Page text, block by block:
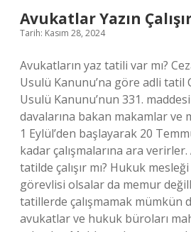
Avukatlar Yazın
Tarih: Kasım 28, 2024
Avukatların yaz tatili var mı?
Usulü Kanunu’na göre adli tatil
Usulü Kanunu’nun 331.
davalarına bakan makamlar ve
1 Eylül’den başlayarak 20
kadar çalışmalarına ara
tatilde çalışır mı? Hukuk
görevlisi olsalar da memur
tatillerde çalışmamak mümkün
avukatlar ve hukuk büroları